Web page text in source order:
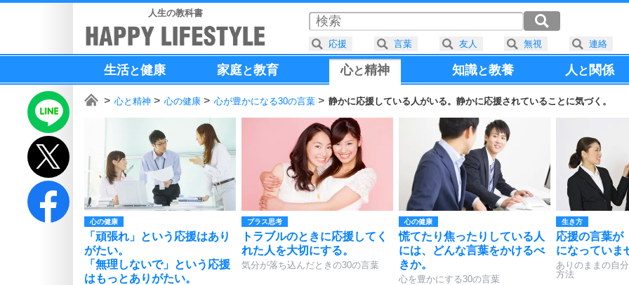
人生の教科書
生活と健康 家庭と教育 心と精神 知識と教養 人と 関係
心と精神 心の健康 心が豊かになる30の言葉 静かに応援している人がいる。静かに応援されていることに気づく。
心の健康
「頑張れ」という応援はあり
がたい。
「無理しないで」という応援
はもっとありがたい。
プラス思考
トラブルのときに応援してく
れた人を大切にする。
気分が落ち込んだときの30の言葉
心の健康
慌てたり焦ったりしている人
には、どんな言葉をかけるべ
きか。
心を豊かにする30の言葉
生き方
応援の言葉が
になっていま
ありのままの自
方法
応援 言葉 友人 無視 連絡